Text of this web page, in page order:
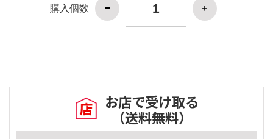
購入個数
お店で受け取る
（送料無料）